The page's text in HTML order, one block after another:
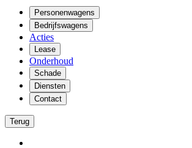
Personenwagens
Bedrijfswagens
Acties
Lease
Onderhoud
Schade
Diensten
Contact
Terug